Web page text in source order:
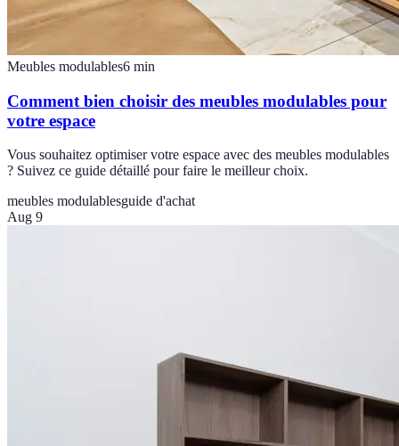
Meubles modulables6 min
Comment bien choisir des meubles modulables pour
votre espace
Vous souhaitez optimiser votre espace avec des meubles modulables
? Suivez ce guide détaillé pour faire le meilleur choix.
meubles modulablesguide d'achat
Aug 9